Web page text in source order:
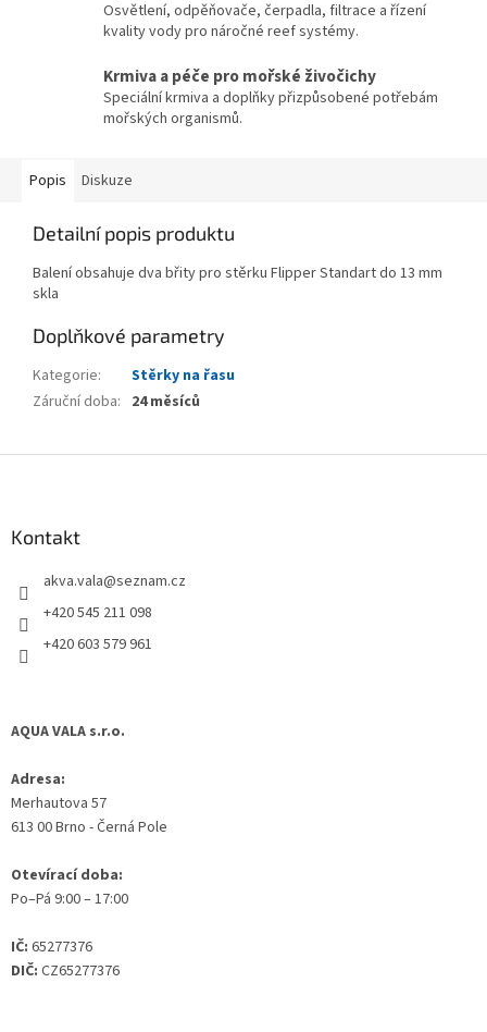
Osvětlení, odpěňovače, čerpadla, filtrace a řízení
kvality vody pro náročné reef systémy.
Krmiva a péče pro mořské živočichy
Speciální krmiva a doplňky přizpůsobené potřebám
mořských organismů.
Popis Diskuze
Detailní popis produktu
Balení obsahuje dva břity pro stěrku Flipper Standart do 13 mm
skla
Doplňkové parametry
Kategorie:
Stěrky na řasu
Záruční doba: 24 měsíců
Kontakt
akva.vala@seznam.cz
+420 545 211 098
+420 603 579 961
AQUA VALA s.r.o.
Adresa:
Merhautova 57
613 00 Brno - Černá Pole
Otevírací doba:
Po–Pá 9:00 – 17:00
IČ: 65277376
DIČ: CZ65277376